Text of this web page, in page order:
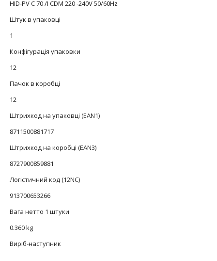
HID-PV C 70 /I CDM 220 -240V 50/60Hz
Штук в упаковці
1
Конфігурація упаковки
12
Пачок в коробці
12
Штрихкод на упаковці (EAN1)
8711500881717
Штрихкод на коробці (EAN3)
8727900859881
Логістичний код (12NC)
913700653266
Вага нетто 1 штуки
0.360 kg
Виріб-наступник